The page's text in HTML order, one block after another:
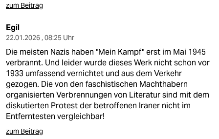
zum Beitrag
Egil
22.01.2026 , 08:25 Uhr
Die meisten Nazis haben "Mein Kampf" erst im Mai 1945
verbrannt. Und leider wurde dieses Werk nicht schon vor
1933 umfassend vernichtet und aus dem Verkehr
gezogen. Die von den faschistischen Machthabern
organisierten Verbrennungen von Literatur sind mit dem
diskutierten Protest der betroffenen Iraner nicht im
Entferntesten vergleichbar!
zum Beitrag